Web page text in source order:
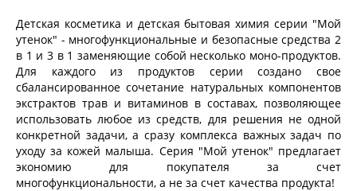
Детская косметика и детская бытовая химия серии "Мой
утенок" - многофункциональные и безопасные средства 2
в 1 и 3 в 1 заменяющие собой несколько моно-продуктов.
Для каждого из продуктов серии создано свое
сбалансированное сочетание натуральных компонентов
экстрактов трав и витаминов в составах, позволяющее
использовать любое из средств, для решения не одной
конкретной задачи, а сразу комплекса важных задач по
уходу за кожей малыша. Серия "Мой утенок" предлагает
экономию для покупателя за счет
многофункциональности, а не за счет качества продукта!